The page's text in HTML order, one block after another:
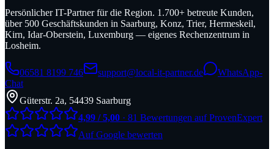
Persönlicher IT-Partner für die Region. 1.700+ betreute Kunden,
über 500 Geschäftskunden in Saarburg, Konz, Trier, Hermeskeil,
Kirn, Idar-Oberstein, Luxemburg — eigenes Rechenzentrum in
Losheim.
06581 8199 746 support@local-it-partner.de
WhatsApp-
Chat
Güterstr. 2a, 54439 Saarburg
4,99 / 5,00 · 81 Bewertungen auf ProvenExpert
Auf Google bewerten